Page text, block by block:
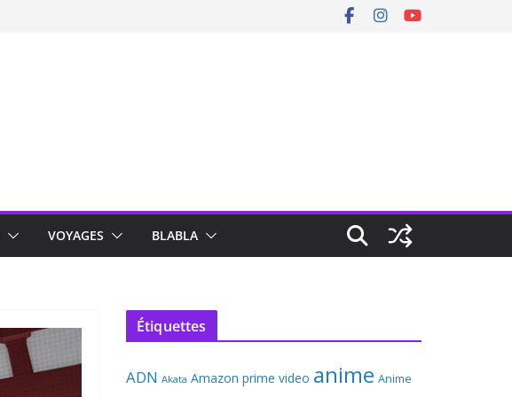
VOYAGES BLABLA
Étiquettes
ADN Akata Amazon prime video anime Anime